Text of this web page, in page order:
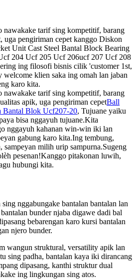
tarif sing kompetitif, barang
uga pengiriman cepet kanggo Diskon
Unit Cast Steel Bantal Block Bearing
204 Ucf 205 Ucf 206ucf 207 Ucf 208
ing filosofi bisnis cilik 'customer 1st,
welcome klien saka ing omah lan jaban
karo kita.
tarif sing kompetitif, barang
apik, uga pengiriman cepetBall
Bantal Blok Ucf207-20, Tujuane yaiku
bisa nggayuh tujuane.Kita
nggayuh kahanan win-win iki lan
gabung karo kita.Ing tembung,
sampeyan milih urip sampurna.Sugeng
pesenan!Kanggo pitakonan luwih,
hubungi kita.
nggabungake bantalan bantalan lan
bunder njaba digawe dadi bal
bebarengan karo kursi bantalan
njero bunder.
wangun struktural, versatility apik lan
sing padha, bantalan kaya iki dirancang
dipasang, kanthi struktur dual
ing lingkungan sing atos.